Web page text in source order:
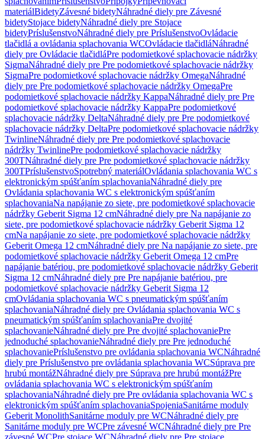
materiálBidetyZávesné bidetyNáhradné diely pre Závesné
bidetyStojace bidetyNáhradné diely pre Stojace
bidetyPríslušenstvoNáhradné diely pre PríslušenstvoOvládacie
tlačidlá a ovládania splachovania WCOvládacie tlačidláNáhradné
diely pre Ovládacie tlačidláPre podomietkové splachovacie nádržky
SigmaNáhradné diely pre Pre podomietkové splachovacie nádržky
SigmaPre podomietkové splachovacie nádržky OmegaNáhradné
diely pre Pre podomietkové splachovacie nádržky OmegaPre
podomietkové splachovacie nádržky KappaNáhradné diely pre Pre
podomietkové splachovacie nádržky KappaPre podomietkové
splachovacie nádržky DeltaNáhradné diely pre Pre podomietkové
splachovacie nádržky DeltaPre podomietkové splachovacie nádržky
TwinlineNáhradné diely pre Pre podomietkové splachovacie
nádržky TwinlinePre podomietkové splachovacie nádržky
300TNáhradné diely pre Pre podomietkové splachovacie nádržky
300TPríslušenstvoSpotrebný materiálOvládania splachovania WC s
elektronickým spúšťaním splachovaniaNáhradné diely pre
Ovládania splachovania WC s elektronickým spúšťaním
splachovaniaNa napájanie zo siete, pre podomietkové splachovacie
nádržky Geberit Sigma 12 cmNáhradné diely pre Na napájanie zo
siete, pre podomietkové splachovacie nádržky Geberit Sigma 12
cmNa napájanie zo siete, pre podomietkové splachovacie nádržky
Geberit Omega 12 cmNáhradné diely pre Na napájanie zo siete, pre
podomietkové splachovacie nádržky Geberit Omega 12 cmPre
napájanie batériou, pre podomietkové splachovacie nádržky Geberit
Sigma 12 cmNáhradné diely pre Pre napájanie batériou, pre
podomietkové splachovacie nádržky Geberit Sigma 12
cmOvládania splachovania WC s pneumatickým spúšťaním
splachovaniaNáhradné diely pre Ovládania splachovania WC s
pneumatickým spúšťaním splachovaniaPre dvojité
splachovanieNáhradné diely pre Pre dvojité splachovaniePre
jednoduché splachovanieNáhradné diely pre Pre jednoduché
splachovaniePríslušenstvo pre ovládania splachovania WCNáhradné
diely pre Príslušenstvo pre ovládania splachovania WCSúprava pre
hrubú montážNáhradné diely pre Súprava pre hrubú montážPre
ovládania splachovania WC s elektronickým spúšťaním
splachovaniaNáhradné diely pre Pre ovládania splachovania WC s
elektronickým spúšťaním splachovaniaSpojeniaSanitárne moduly
Geberit MonolithSanitárne moduly pre WCNáhradné diely pre
Sanitárne moduly pre WCPre závesné WCNáhradné diely pre Pre
závesné WCPre stojace WCNáhradné diely pre Pre stojace